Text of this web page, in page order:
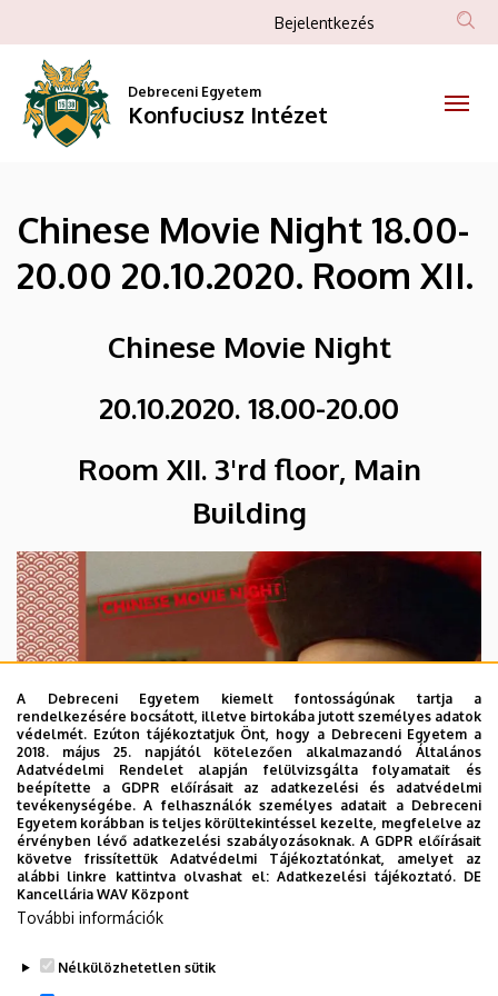
Movie
Night
18.00-
20.00
20.10.2020.
Room
Konfuciusz
Intézet
a
tartalomra
Anonim
menüje
Bejelentkezés
Debreceni Egyetem
Konfuciusz Intézet
Chinese Movie Night 18.00-
20.00 20.10.2020. Room XII.
Chinese Movie Night
20.10.2020. 18.00-20.00
Room XII. 3'rd floor, Main
Building
A Debreceni Egyetem kiemelt fontosságúnak tartja a
rendelkezésére bocsátott, illetve birtokába jutott személyes adatok
védelmét. Ezúton tájékoztatjuk Önt, hogy a Debreceni Egyetem a
2018. május 25. napjától kötelezően alkalmazandó Általános
Adatvédelmi Rendelet alapján felülvizsgálta folyamatait és
beépítette a GDPR előírásait az adatkezelési és adatvédelmi
tevékenységébe. A felhasználók személyes adatait a Debreceni
Egyetem korábban is teljes körültekintéssel kezelte, megfelelve az
érvényben lévő adatkezelési szabályozásoknak. A GDPR előírásait
követve frissítettük Adatvédelmi Tájékoztatónkat, amelyet az
alábbi linkre kattintva olvashat el:Adatkezelési tájékoztató. DE
Kancellária WAV Központ
További információk
Nélkülözhetetlen sütik